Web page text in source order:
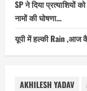
SP ने दिया प्रत्याशियों
नामों की घोषणा…
यूपी में हल्की Rain ,आज
AKHILESH YADAV